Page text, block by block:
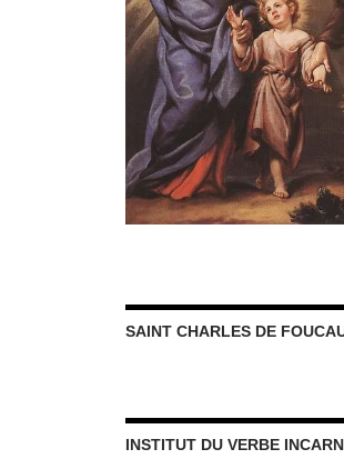
SAINT CHARLES DE
INSTITUT DU VERBE